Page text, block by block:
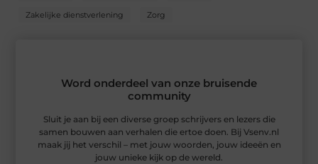
Zakelijke dienstverlening Zorg
Word onderdeel van onze bruisende
community
Sluit je aan bij een diverse groep schrijvers en lezers die
samen bouwen aan verhalen die ertoe doen. Bij Vsenv.nl
maak jij het verschil – met jouw woorden, jouw ideeën en
jouw unieke kijk op de wereld.